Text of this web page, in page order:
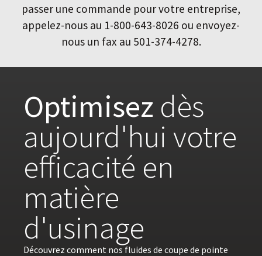
passer une commande pour votre entreprise,
appelez-nous au 1-800-643-8026 ou envoyez-
nous un fax au 501-374-4278.
Optimisez dès
aujourd'hui votre
efficacité en
matière
d'usinage
Découvrez comment nos fluides de coupe de pointe